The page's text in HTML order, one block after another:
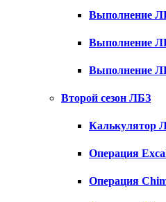
Выполнение
Выполнение
Выполнение
Второй сезон ЛБЗ
Калькулятор
Операция
Операция